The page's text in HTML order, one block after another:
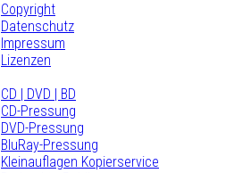
Copyright
Datenschutz
Impressum
Lizenzen
CD | DVD | BD
CD-Pressung
DVD-Pressung
BluRay-Pressung
Kleinauflagen Kopierservice